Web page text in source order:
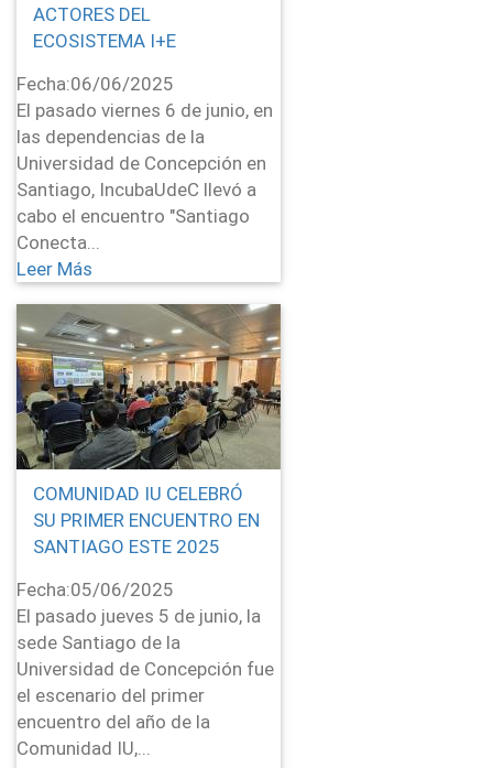
ACTORES DEL
ECOSISTEMA I+E
Fecha:06/06/2025
El pasado viernes 6 de junio, en
las dependencias de la
Universidad de Concepción en
Santiago, IncubaUdeC llevó a
cabo el encuentro "Santiago
Conecta...
Leer Más
COMUNIDAD IU CELEBRÓ
SU PRIMER ENCUENTRO EN
SANTIAGO ESTE 2025
Fecha:05/06/2025
El pasado jueves 5 de junio, la
sede Santiago de la
Universidad de Concepción fue
el escenario del primer
encuentro del año de la
Comunidad IU,...